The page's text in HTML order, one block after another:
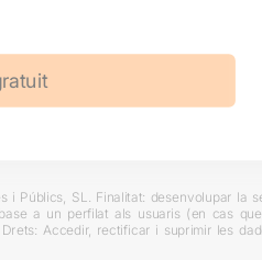
i Públics, SL. Finalitat: desenvolupar
a un perfilat als usuaris (en cas
Accedir, rectificar i suprimir les